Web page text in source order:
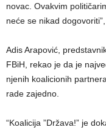
novac. Ovakvim
neće se nikad
Adis Arapović,
FBiH, rekao je da je
njenih koalicionih
rade zajedno.
“Koalicija ”Država!” je